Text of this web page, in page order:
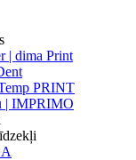
| dima Print
PRINT
| IMPRIMO